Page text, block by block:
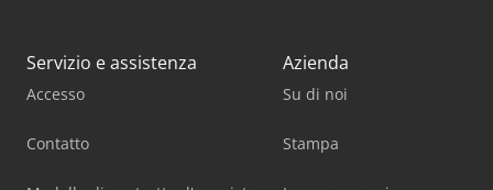
Servizio e assistenza
Accesso
Contatto
Azienda
Su di noi
Stampa